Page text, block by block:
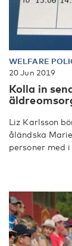
WELFARE
20 Jun 2019
Kolla in
Liz Karlsson
åländska
personer med